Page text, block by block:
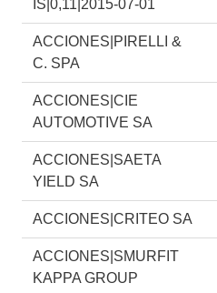
IS|0,11|2015-07-01
ACCIONES|PIRELLI &
C. SPA
ACCIONES|CIE
AUTOMOTIVE SA
ACCIONES|SAETA
YIELD SA
ACCIONES|CRITEO SA
ACCIONES|SMURFIT
KAPPA GROUP